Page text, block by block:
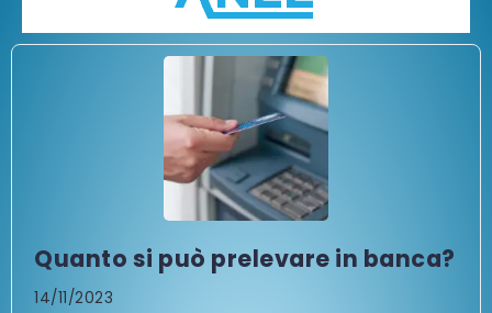
Quanto si può prelevare in banca?
14/11/2023